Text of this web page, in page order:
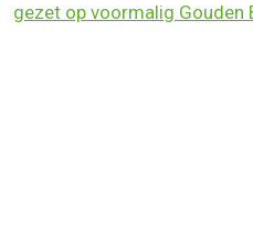
gezet op voormalig Gouden